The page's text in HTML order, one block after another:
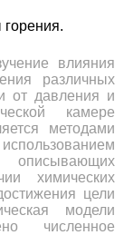
влияния
различных
от давления и
камере
методами
описывающих
химических
цели
модели
численное